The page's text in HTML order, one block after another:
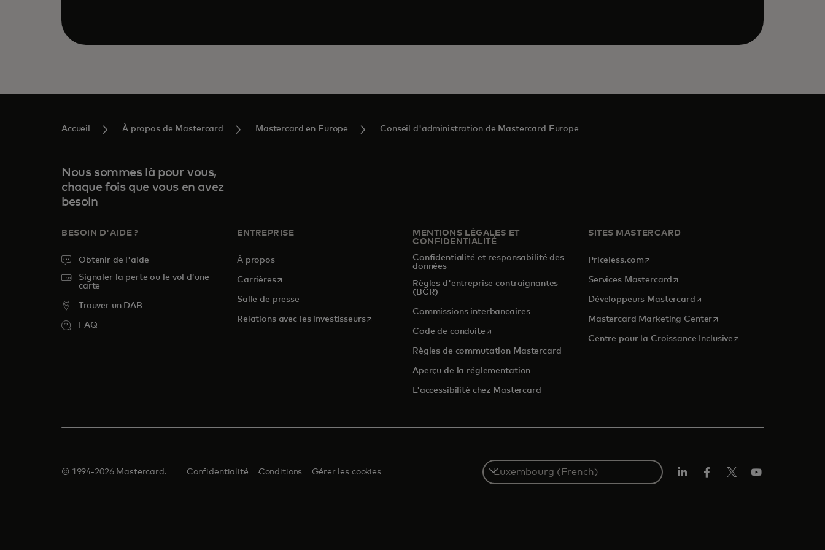
Accueil À propos de Mastercard Mastercard en Europe Conseil d'administration de Mastercard Europe
Nous sommes là pour vous,
chaque fois que vous en avez
besoin
BESOIN D'AIDE ?
Obtenir de l'aide
Signaler la perte ou le vol d’une
carte
Trouver un DAB
FAQ
ENTREPRISE
À propos
Carrièress’ouvre dans un nouvel onglet
Salle de presse
Relations avec les investisseurss’ouvre dans un nouvel onglet
MENTIONS LÉGALES ET
CONFIDENTIALITÉ
Confidentialité et responsabilité des
données
Règles d'entreprise contraignantes
(BCR)
Commissions interbancaires
Code de conduites’ouvre dans un nouvel onglet
Règles de commutation Mastercard
Aperçu de la réglementation
L'accessibilité chez Mastercard
SITES MASTERCARD
Priceless.com s’ouvre dans un nouvel onglet
Services Mastercard s’ouvre dans un nouvel onglet
Développeurs Mastercards’ouvre dans un nouvel onglet
Mastercard Marketing Centers’ouvre dans un nouvel
Centre pour la Croissance Inclusive s’ouvre dans un
© 1994-2026 Mastercard. Confidentialité Conditions Gérer les cookies
Select
a
country